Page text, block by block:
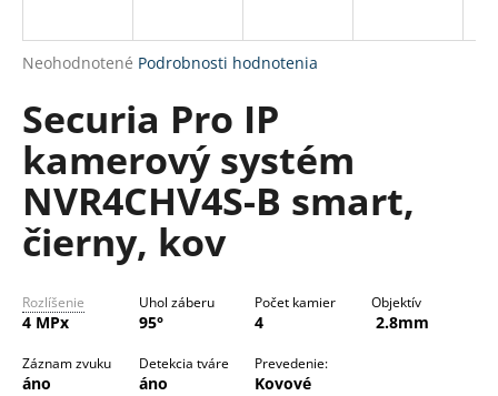
Priemerné
produktu
je
0,0
5
hviezdičiek.
Neohodnotené Podrobnosti hodnotenia
Securia Pro IP
kamerový systém
NVR4CHV4S-B smart,
čierny, kov
Rozlíšenie
4 MPx
Uhol záberu
95°
Počet kamier
4
Objektív
2.8mm
Záznam zvuku
áno
Detekcia tváre
áno
Prevedenie:
Kovové
j
ť
?
HĽADAŤ
O
d